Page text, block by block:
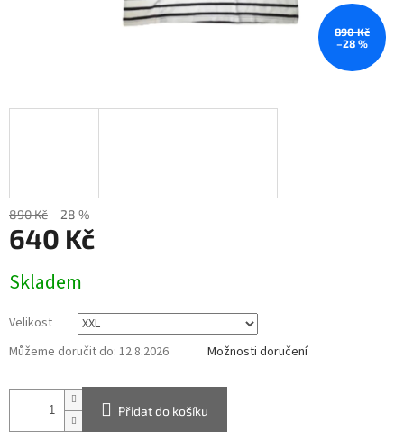
890 Kč
–28 %
890 Kč –28 %
640 Kč
cena:
Skladem
Velikost
Můžeme doručit do: 12.8.2026 Možnosti doručení
Přidat do košíku